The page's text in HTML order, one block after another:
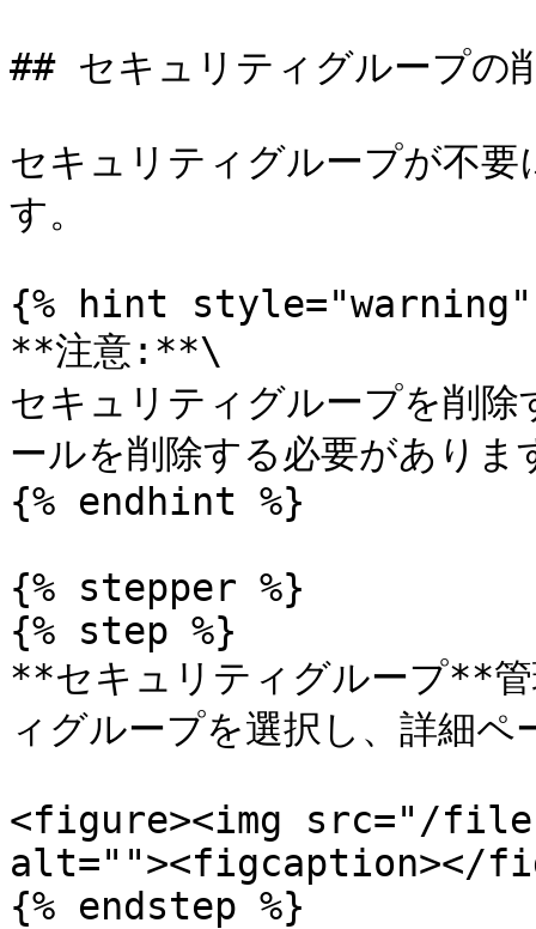
## セキュリティグループの
セキュリティグループが不要
す。
{% hint style="warning"
**注意:**\
セキュリティグループを削
ールを削除する必要があり
{% endhint %}
{% stepper %}
{% step %}
**セキュリティグループ**管
ィグループを選択し、詳細ペ
<figure><img src="/
alt=""><figcaption></
{% endstep %}